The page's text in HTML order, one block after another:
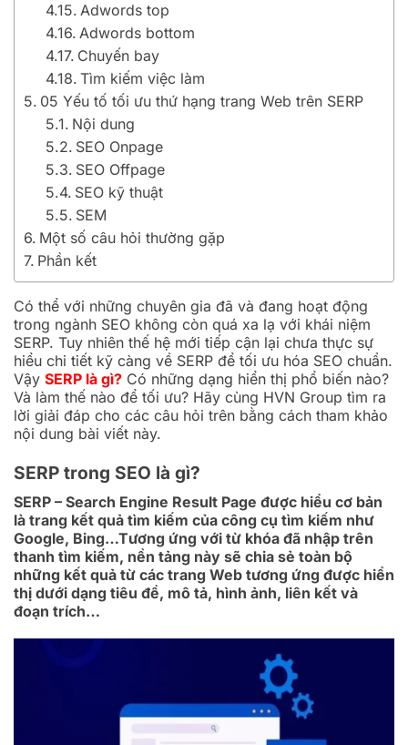
Adwords top
Adwords bottom
Chuyến bay
Tìm kiếm việc làm
05 Yếu tố tối ưu thứ hạng trang Web trên SERP
Nội dung
SEO Onpage
SEO Offpage
SEO kỹ thuật
SEM
Một số câu hỏi thường gặp
Phần kết
Có thể với những chuyên gia đã và đang hoạt động
trong ngành SEO không còn quá xa lạ với khái niệm
SERP. Tuy nhiên thế hệ mới tiếp cận lại chưa thực sự
hiểu chi tiết kỹ càng về SERP để tối ưu hóa SEO chuẩn.
Vậy SERP là gì? Có những dạng hiển thị phổ biến nào?
Và làm thế nào để tối ưu? Hãy cùng HVN Group tìm ra
lời giải đáp cho các câu hỏi trên bằng cách tham khảo
nội dung bài viết này.
SERP trong SEO là gì?
SERP – Search Engine Result Page được hiểu cơ bản
là trang kết quả tìm kiếm của công cụ tìm kiếm như
Google, Bing…Tương ứng với từ khóa đã nhập trên
thanh tìm kiếm, nền tảng này sẽ chia sẻ toàn bộ
những kết quả từ các trang Web tương ứng được hiển
thị dưới dạng tiêu đề, mô tả, hình ảnh, liên kết và
đoạn trích…